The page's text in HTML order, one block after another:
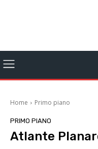
Home Primo piano
PRIMO PIANO
Atlante